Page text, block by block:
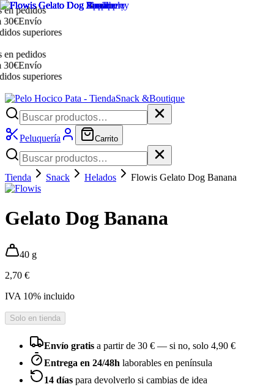
pedidos
Envío
superiores
pedidos
Envío
superiores
Snack &Boutique
Peluquería Carrito
Tienda Snack Helados Flowis Gelato Dog Banana
Gelato Dog Banana
40 g
2,70 €
IVA 10% incluido
Solo en tienda
Envío gratis a partir de 30 € — si no, solo 4,90 €
Entrega en 24/48h laborables en península
14 días para devolverlo si cambias de idea